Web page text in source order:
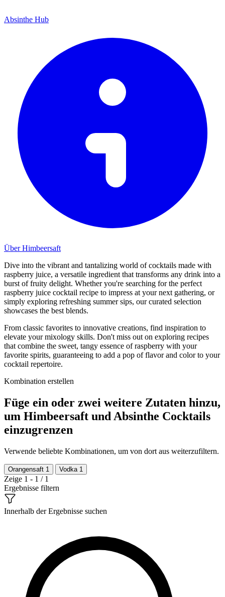
Absinthe Hub
Über Himbeersaft
Dive into the vibrant and tantalizing world of cocktails made with
raspberry juice, a versatile ingredient that transforms any drink into a
burst of fruity delight. Whether you're searching for the perfect
raspberry juice cocktail recipe to impress at your next gathering, or
simply exploring refreshing summer sips, our curated selection
showcases the best blends.
From classic favorites to innovative creations, find inspiration to
elevate your mixology skills. Don't miss out on exploring recipes
that combine the sweet, tangy essence of raspberry with your
favorite spirits, guaranteeing to add a pop of flavor and color to your
cocktail repertoire.
Kombination erstellen
Füge ein oder zwei weitere Zutaten hinzu,
um Himbeersaft und Absinthe Cocktails
einzugrenzen
Verwende beliebte Kombinationen, um von dort aus weiterzufiltern.
Orangensaft 1 Vodka 1
Zeige 1 - 1 / 1
Ergebnisse filtern
Innerhalb der Ergebnisse suchen